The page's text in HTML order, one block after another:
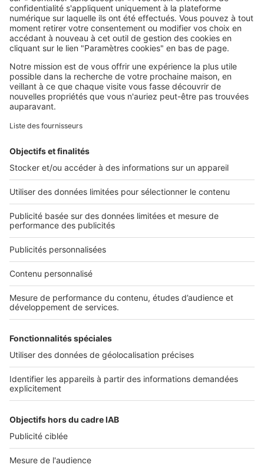
SeLoger c'est aussi
Retrouvez-nous sur ...
L'ENTREPRISE
Qui sommes-nous ?
Nous contacter
Nous recrutons
NOS APPLICATIONS
Découvrez nos applications
Tous nos services pro
Accès client
Mes annonces sur SeLoger
À DÉCOUVRIR
Tout l'immobilier
Toutes les villes
Tous les départements
Toutes les régions